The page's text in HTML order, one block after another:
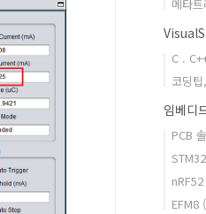
메타
C .
코딩
임베디
PCB
STM32
nRF52
EFM8